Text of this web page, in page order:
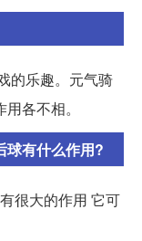
的乐趣。元气骑
各不相。
球有什么作用?
很大的作用 它可